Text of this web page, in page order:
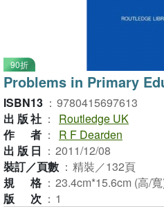
90折
Problems in Primary
ISBN13 ： 9780415697613
出版社 ：
Routledge UK
作者 ：
R F Dearden
出版日 ： 2011/12/08
裝訂／頁數 ： 精裝／132頁
規格 ： 23.4cm*15.6cm (高/
版次 ： 1